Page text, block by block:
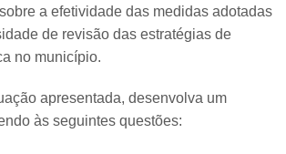
a efetividade das medidas adotadas
de revisão das estratégias de
no município.
apresentada, desenvolva um
às seguintes questões: